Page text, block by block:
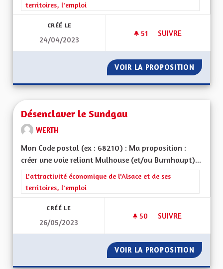
territoires, l'emploi
CRÉÉ LE
24/04/2023
51 51 ABONNÉS
SUIVRE
VOIR LA PROPOSITION
Désenclaver le Sundgau
WERTH
Mon Code postal (ex : 68210) : Ma proposition :
créer une voie reliant Mulhouse (et/ou Burnhaupt)...
Filtrer les résultats de la catégorie : L'attractivité
L'attractivité économique de l'Alsace et de ses
territoires, l'emploi
CRÉÉ LE
26/05/2023
50 50 ABONNÉS
SUIVRE
VOIR LA PROPOSITION